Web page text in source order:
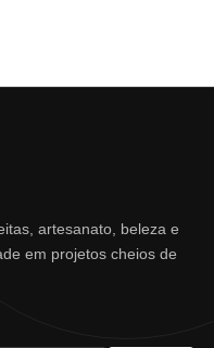
artesanato, beleza e
em projetos cheios de